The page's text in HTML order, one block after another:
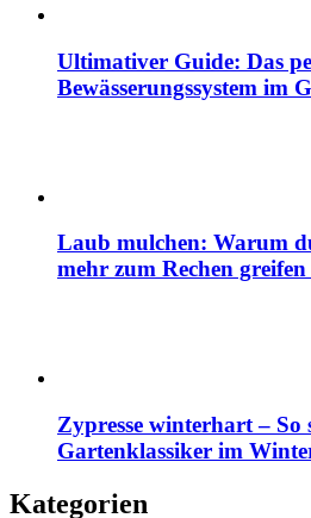
Ultimativer Guide: Das
Bewässerungssystem im
Laub mulchen: Warum
mehr zum Rechen greifen
Zypresse winterhart – So
Gartenklassiker im
Kategorien